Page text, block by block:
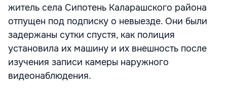
житель села Сипотень Каларашского района
отпущен под подписку о невыезде. Они были
задержаны сутки спустя, как полиция
установила их машину и их внешность после
изучения записи камеры наружного
видеонаблюдения.